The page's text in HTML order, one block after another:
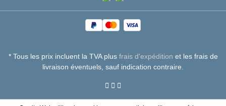
* Tous les prix incluent la TVA plus frais d'expédition et les frais de
livraison éventuels, sauf indication contraire.